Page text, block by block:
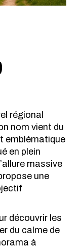
régional
nom vient du
emblématique
en plein
massive
une
découvrir les
du calme de
à